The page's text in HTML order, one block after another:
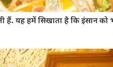
हैं. यह हमें सिखाता है कि इंसान को